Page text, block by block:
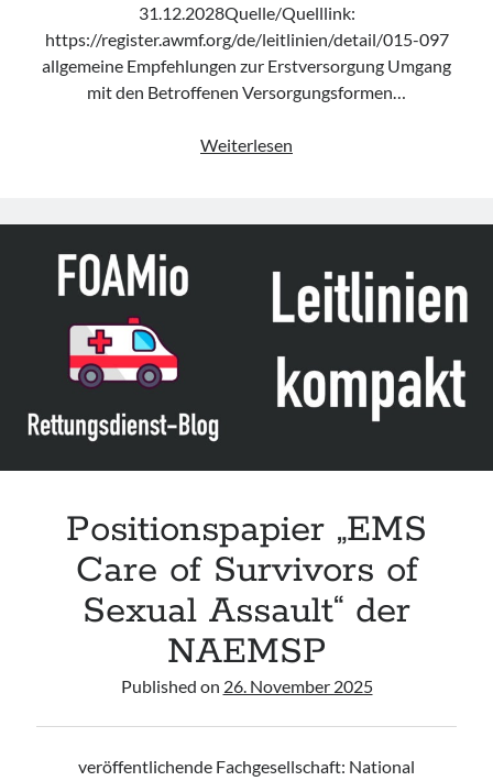
31.12.2028Quelle/Quelllink:
https://register.awmf.org/de/leitlinien/detail/015-097
allgemeine Empfehlungen zur Erstversorgung Umgang
mit den Betroffenen Versorgungsformen…
Weiterlesen
Betreuung
Versorgung
von
weiblichen
sexualisierter
Gewalt“
Positionspapier „EMS
Care of Survivors of
Sexual Assault“ der
NAEMSP
Published on 26. November 2025
veröffentlichende Fachgesellschaft: National